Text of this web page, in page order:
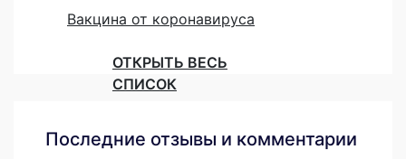
Вакцина от коронавируса
ОТКРЫТЬ ВЕСЬ
СПИСОК
Последние отзывы и комментарии